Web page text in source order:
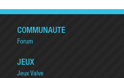
COMMUNAUTÉ
Forum
JEUX
Jeux Valve